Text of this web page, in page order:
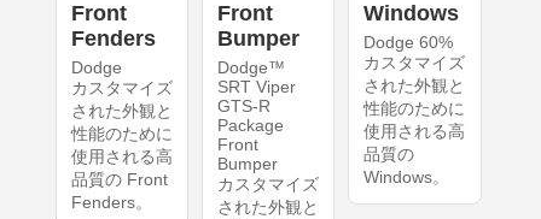
Front
Fenders
Dodge
カスタマイズ
された外観と
性能のために
使用される高
品質の Front
Fenders。
Front
Bumper
Dodge™
SRT Viper
GTS-R
Package
Front
Bumper
カスタマイズ
された外観と
Windows
Dodge 60%
カスタマイズ
された外観と
性能のために
使用される高
品質の
Windows。